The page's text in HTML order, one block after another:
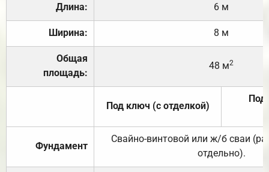
Длина: 6 м
Ширина: 8 м
Общая
площадь:
48 м2
Под ключ (с отделкой)
Под
Фундамент
Свайно-винтовой или ж/б сваи
отдельно).